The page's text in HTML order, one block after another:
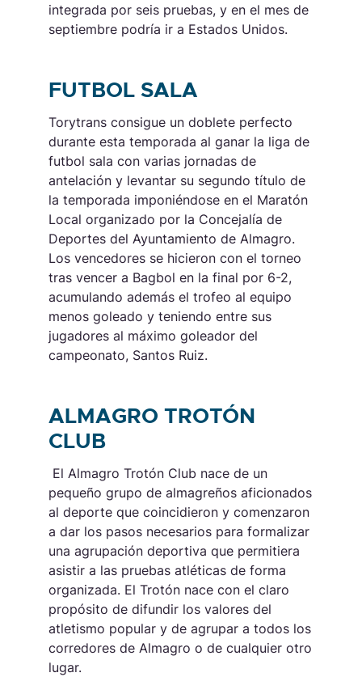
integrada por seis pruebas, y en el mes de
septiembre podría ir a Estados Unidos.
FUTBOL SALA
Torytrans consigue un doblete perfecto
durante esta temporada al ganar la liga de
futbol sala con varias jornadas de
antelación y levantar su segundo título de
la temporada imponiéndose en el Maratón
Local organizado por la Concejalía de
Deportes del Ayuntamiento de Almagro.
Los vencedores se hicieron con el torneo
tras vencer a Bagbol en la final por 6-2,
acumulando además el trofeo al equipo
menos goleado y teniendo entre sus
jugadores al máximo goleador del
campeonato, Santos Ruiz.
ALMAGRO TROTÓN
CLUB
El Almagro Trotón Club nace de un
pequeño grupo de almagreños aficionados
al deporte que coincidieron y comenzaron
a dar los pasos necesarios para formalizar
una agrupación deportiva que permitiera
asistir a las pruebas atléticas de forma
organizada. El Trotón nace con el claro
propósito de difundir los valores del
atletismo popular y de agrupar a todos los
corredores de Almagro o de cualquier otro
lugar.